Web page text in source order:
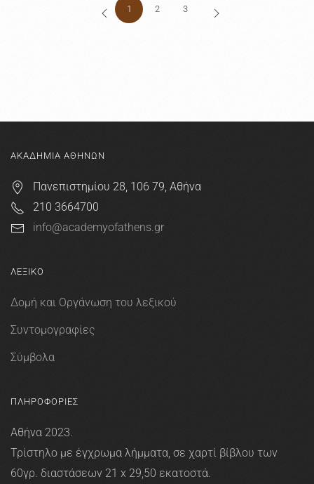
1 2 3
ΑΚΑΔΗΜΙΑ ΑΘΗΝΩΝ
Πανεπιστημίου 28, 106 79, Αθήνα
210 3664700
info@academyofathens.gr
ΛΕΞΙΚΟ
Δομή και Οργάνωση του λεξικού
Συντομογραφίες
Σύμβολα
ΠΛΗΡΟΦΟΡΙΕΣ
Αθήνα 2023.
Τρίστηλο με έγχρωμα λήμματα, σε χαρτί βίβλου των
60γρ. διαστάσεων 21 x 29,50 εκατοστά.